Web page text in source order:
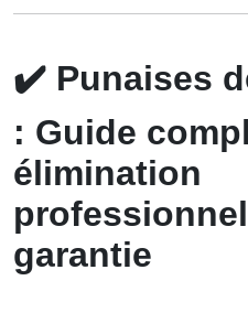
✔️ Punaises
: Guide
élimination
garantie